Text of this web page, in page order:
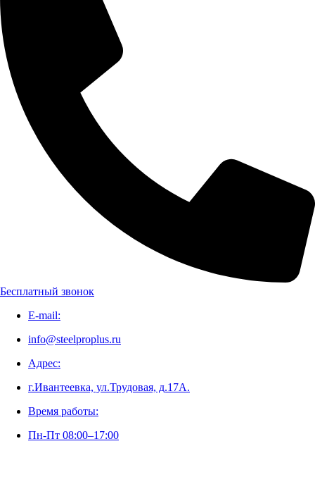
Бесплатный звонок
E-mail:
info@steelproplus.ru
Адрес:
г.Ивантеевка, ул.Трудовая, д.17А.
Время работы:
Пн-Пт 08:00–17:00